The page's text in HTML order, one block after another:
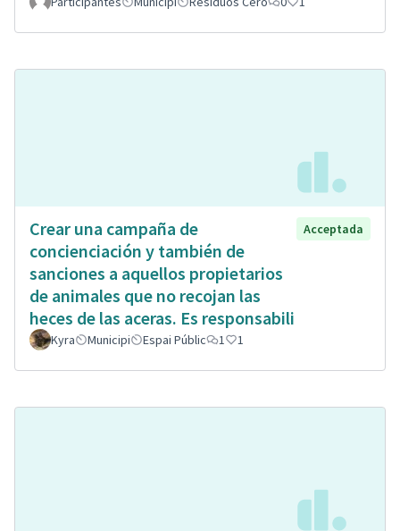
Crear una campaña de
concienciación y también de
sanciones a aquellos propietarios
de animales que no recojan las
heces de las aceras. Es responsabili
Acceptada
Kyra Municipi Espai Públic 1 1